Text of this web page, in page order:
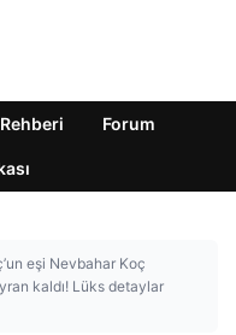
Forum
eşi Nevbahar Koç
kaldı! Lüks detaylar